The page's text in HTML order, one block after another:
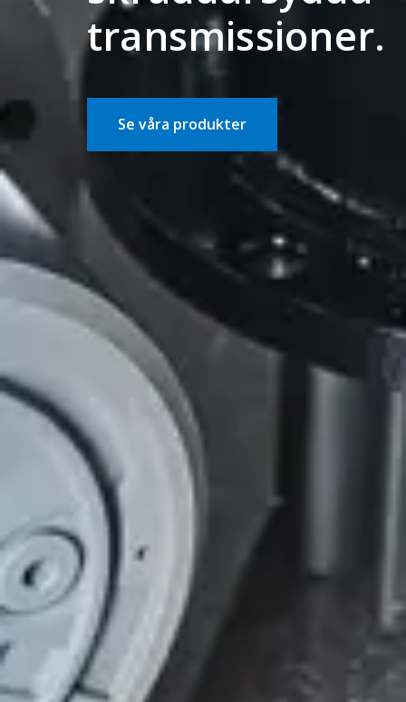
transmissioner.
Se våra produkter